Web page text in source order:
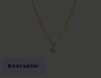
Bestseller